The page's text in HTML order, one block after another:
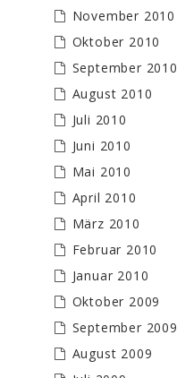
November 2010
Oktober 2010
September 2010
August 2010
Juli 2010
Juni 2010
Mai 2010
April 2010
März 2010
Februar 2010
Januar 2010
Oktober 2009
September 2009
August 2009